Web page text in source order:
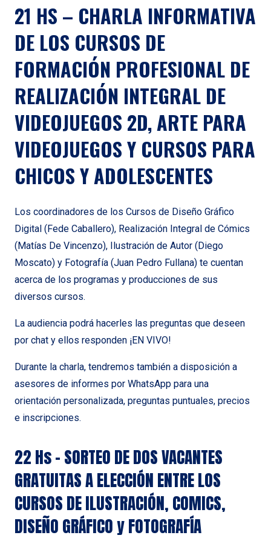
21 HS – CHARLA INFORMATIVA
DE LOS CURSOS DE
FORMACIÓN PROFESIONAL DE
REALIZACIÓN INTEGRAL DE
VIDEOJUEGOS 2D, ARTE PARA
VIDEOJUEGOS Y CURSOS PARA
CHICOS Y ADOLESCENTES
Los coordinadores de los Cursos de Diseño Gráfico
Digital (Fede Caballero), Realización Integral de Cómics
(Matías De Vincenzo), Ilustración de Autor (Diego
Moscato) y Fotografía (Juan Pedro Fullana) te cuentan
acerca de los programas y producciones de sus
diversos cursos.
La audiencia podrá hacerles las preguntas que deseen
por chat y ellos responden ¡EN VIVO!
Durante la charla, tendremos también a disposición a
asesores de informes por WhatsApp para una
orientación personalizada, preguntas puntuales, precios
e inscripciones.
22 Hs – SORTEO DE DOS VACANTES
GRATUITAS A ELECCIÓN ENTRE LOS
CURSOS DE ILUSTRACIÓN, COMICS,
DISEÑO GRÁFICO y FOTOGRAFÍA